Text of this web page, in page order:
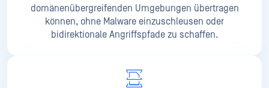
domänenübergreifenden Umgebungen übertragen
können, ohne Malware einzuschleusen oder
bidirektionale Angriffspfade zu schaffen.